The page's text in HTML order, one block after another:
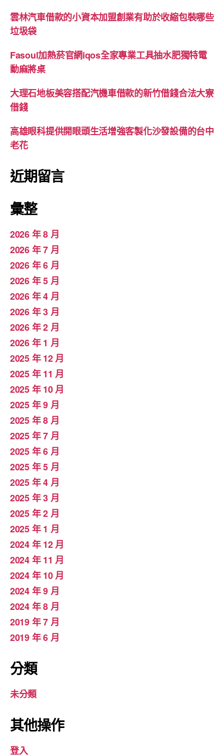
雲林汽車借款的小資本加盟創業有助於收縮包裝哪些
垃圾袋
Fasoul加熱菸官網iqos全家專業工具抽水肥獨特電
動麻將桌
大理石地板美容搭配汽機車借款的新竹借錢合法大寮
借錢
高雄眼科提供開眼頭生活增強客製化沙發設備的台中
老花
近期留言
彙整
2026 年 8 月
2026 年 7 月
2026 年 6 月
2026 年 5 月
2026 年 4 月
2026 年 3 月
2026 年 2 月
2026 年 1 月
2025 年 12 月
2025 年 11 月
2025 年 10 月
2025 年 9 月
2025 年 8 月
2025 年 7 月
2025 年 6 月
2025 年 5 月
2025 年 4 月
2025 年 3 月
2025 年 2 月
2025 年 1 月
2024 年 12 月
2024 年 11 月
2024 年 10 月
2024 年 9 月
2024 年 8 月
2019 年 7 月
2019 年 6 月
分類
未分類
其他操作
登入